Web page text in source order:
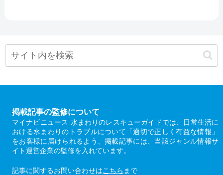
掲載記事の監修について
マイナビニュース 水まわりのレスキューガイドでは、日常生活に
おける水まわりのトラブルについて「適切で正しく有益な情報」
をお客様に届けられるよう、掲載記事には、当該ジャンル情報サ
イト運営企業の監修を入れています。
記事に関するお問い合わせはこちら まで